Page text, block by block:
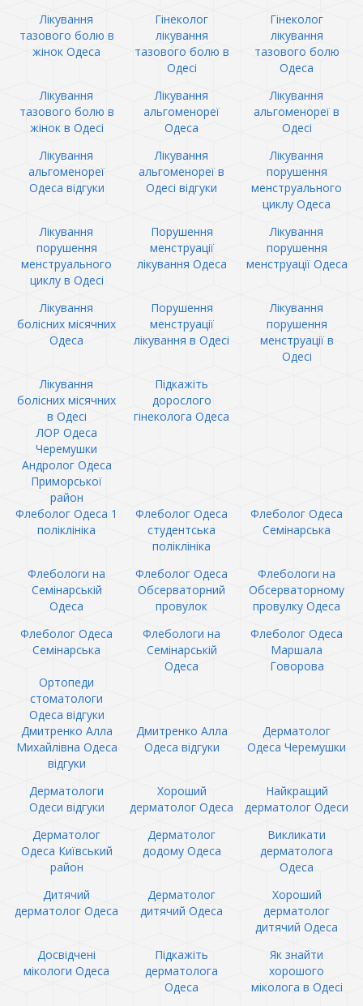
Лікування
тазового болю в
жінок Одеса
Гінеколог
лікування
тазового болю в
Одесі
Гінеколог
лікування
тазового болю
Одеса
Лікування
тазового болю в
жінок в Одесі
Лікування
альгоменореї
Одеса
Лікування
альгоменореї в
Одесі
Лікування
альгоменореї
Одеса відгуки
Лікування
альгоменореї в
Одесі відгуки
Лікування
порушення
менструального
циклу Одеса
Лікування
порушення
менструального
циклу в Одесі
Порушення
менструації
лікування Одеса
Лікування
порушення
менструації Одеса
Лікування
болісних місячних
Одеса
Порушення
менструації
лікування в Одесі
Лікування
порушення
менструації в
Одесі
Лікування
болісних місячних
в Одесі
Підкажіть
дорослого
гінеколога Одеса
ЛОР Одеса
Черемушки
Андролог Одеса
Приморської
район
Флеболог Одеса 1
поліклініка
Флеболог Одеса
студентська
поліклініка
Флеболог Одеса
Семінарська
Флебологи на
Семінарській
Одеса
Флеболог Одеса
Обсерваторний
провулок
Флебологи на
Обсерваторному
провулку Одеса
Флеболог Одеса
Семінарська
Флебологи на
Семінарській
Одеса
Флеболог Одеса
Маршала
Говорова
Ортопеди
стоматологи
Одеса відгуки
Дмитренко Алла
Михайлівна Одеса
відгуки
Дмитренко Алла
Одеса відгуки
Дерматолог
Одеса Черемушки
Дерматологи
Одеси відгуки
Хороший
дерматолог Одеса
Найкращий
дерматолог Одеси
Дерматолог
Одеса Київський
район
Дерматолог
додому Одеса
Викликати
дерматолога
Одеса
Дитячий
дерматолог Одеса
Дерматолог
дитячий Одеса
Хороший
дерматолог
дитячий Одеса
Досвідчені
мікологи Одеса
Підкажіть
дерматолога
Одеса
Як знайти
хорошого
міколога в Одесі